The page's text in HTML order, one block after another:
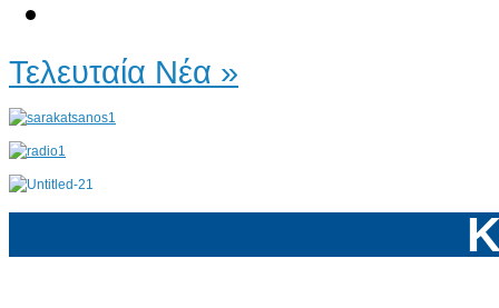
Τελευταία Νέα »